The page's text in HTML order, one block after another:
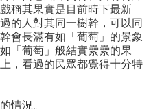
稱其果實是目前時下最新
的人對其同一樹幹，可以同
會長滿有如「葡萄」的景象
「葡萄」般結實纍纍的果
，看過的民眾都覺得十分特
情況。